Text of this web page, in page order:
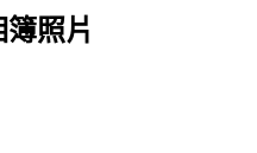
照片